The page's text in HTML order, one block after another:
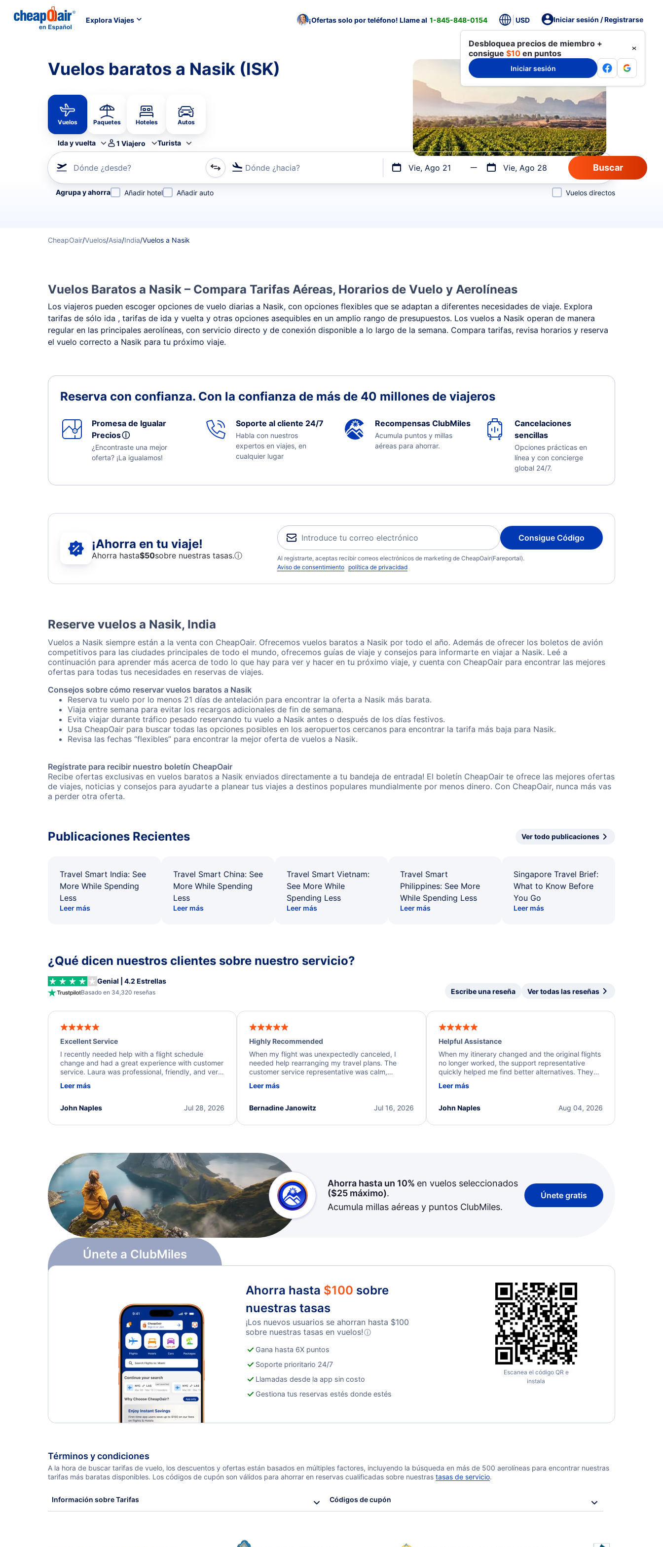
Explora Viajes ¡Ofertas solo por teléfono! Llame al 1-845-848-0154 USD Iniciar sesión / Registrarse
Desbloquea precios de miembro +
consigue $10 en puntos
Iniciar sesión
Vuelos baratos a Nasik (ISK)
Vuelos Paquetes Hoteles Autos
Ida y vuelta 1 Viajero Turista
Dónde ¿desde? Dónde ¿hacia? Vie, Ago 21 Vie, Ago 28
Refina tu búsqueda por aerolínea, por ciudad o aeropuerto o por vuelos directos
Agrupa y ahorra Añadir hotel Añadir auto Vuelos directos
CheapOair/Vuelos/Asia/India/Vuelos a Nasik
Vuelos Baratos a Nasik – Compara Tarifas Aéreas, Horarios de Vuelo y Aerolíneas
Los viajeros pueden escoger opciones de vuelo diarias a Nasik, con opciones flexibles que se adaptan a diferentes necesidades de viaje. Explora
tarifas de sólo ida , tarifas de ida y vuelta y otras opciones asequibles en un amplio rango de presupuestos. Los vuelos a Nasik operan de manera
regular en las principales aerolíneas, con servicio directo y de conexión disponible a lo largo de la semana. Compara tarifas, revisa horarios y reserva
el vuelo correcto a Nasik para tu próximo viaje.
Reserva con confianza. Con la confianza de más de 40 millones de viajeros
Promesa de Igualar
Preciosⓘ
¿Encontraste una mejor
oferta? ¡La igualamos!
Soporte al cliente 24/7
Habla con nuestros
expertos en viajes, en
cualquier lugar
Recompensas ClubMiles
Acumula puntos y millas
aéreas para ahorrar.
Cancelaciones
sencillas
Opciones prácticas en
línea y con concierge
global 24/7.
¡Ahorra en tu viaje!
Ahorra hasta$50sobre nuestras tasas.ⓘ
Consigue Código
Al registrarte, aceptas recibir correos electrónicos de marketing de CheapOair(Fareportal).
Aviso de consentimiento política de privacidad
Reserve vuelos a Nasik, India
Vuelos a Nasik siempre están a la venta con CheapOair. Ofrecemos vuelos baratos a Nasik por todo el año. Además de ofrecer los boletos de avión
competitivos para las ciudades principales de todo el mundo, ofrecemos guías de viaje y consejos para informarte en viajar a Nasik. Leé a
continuación para aprender más acerca de todo lo que hay para ver y hacer en tu próximo viaje, y cuenta con CheapOair para encontrar las mejores
ofertas para todas tus necesidades en reservas de viajes.
Consejos sobre cómo reservar vuelos baratos a Nasik
Reserva tu vuelo por lo menos 21 días de antelación para encontrar la oferta a Nasik más barata.
Viaja entre semana para evitar los recargos adicionales de fin de semana.
Evita viajar durante tráfico pesado reservando tu vuelo a Nasik antes o después de los días festivos.
Usa CheapOair para buscar todas las opciones posibles en los aeropuertos cercanos para encontrar la tarifa más baja para Nasik.
Revisa las fechas “flexibles” para encontrar la mejor oferta de vuelos a Nasik.
Regístrate para recibir nuestro boletín CheapOair
Recibe ofertas exclusivas en vuelos baratos a Nasik enviados directamente a tu bandeja de entrada! El boletín CheapOair te ofrece las mejores ofertas
de viajes, noticias y consejos para ayudarte a planear tus viajes a destinos populares mundialmente por menos dinero. Con CheapOair, nunca más vas
a perder otra oferta.
Publicaciones Recientes Ver todo publicaciones
Travel Smart India: See
More While Spending
Less
Leer más
Travel Smart China: See
More While Spending
Less
Leer más
Travel Smart Vietnam:
See More While
Spending Less
Leer más
Travel Smart
Philippines: See More
While Spending Less
Leer más
Singapore Travel Brief:
What to Know Before
You Go
Leer más
¿Qué dicen nuestros clientes sobre nuestro servicio?
Genial | 4.2 Estrellas
Basado en 34,320 reseñas Escribe una reseña Ver todas las reseñas
Excellent Service
I recently needed help with a flight schedule
change and had a great experience with customer
service. Laura was professional, friendly, and very
a solution and kept me informed of the next steps.
Leer más
Jul 28, 2026
John Naples
Highly Recommended
When my flight was unexpectedly canceled, I
needed help rearranging my travel plans. The
customer service representative was calm,
process. They quickly found alternative flight
I truly appreciate the excellent support and
Leer más
Jul 16, 2026
Bernadine Janowitz
Helpful Assistance
When my itinerary changed and the original flights
no longer worked, the support representative
quickly helped me find better alternatives. They
beyond to resolve the issue. I'm grateful for the
Leer más
Aug 04, 2026
John Naples
Únete a ClubMiles
Ahorra hasta un 10% en vuelos seleccionados
($25máximo).
Acumula millas aéreas y puntos ClubMiles.
Únete gratis
Ahorra hasta $100 sobre
nuestras tasas
¡Los nuevos usuarios se ahorran hasta $100
sobre nuestras tasas en vuelos!ⓘ
Gana hasta 6X puntos
Soporte prioritario 24/7
Llamadas desde la app sin costo
Gestiona tus reservas estés donde estés
Escanea el código QR e
instala
Términos y condiciones
A la hora de buscar tarifas de vuelo, los descuentos y ofertas están basados en múltiples factores, incluyendo la búsqueda en más de 500 aerolíneas para encontrar nuestras
tarifas más baratas disponibles. Los códigos de cupón son válidos para ahorrar en reservas cualificadas sobre nuestras tasas de servicio.
Información sobre Tarifas Códigos de cupón